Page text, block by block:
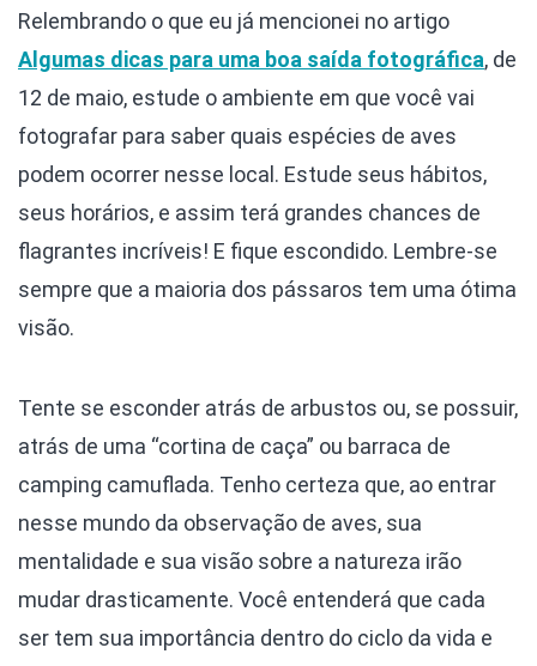
Relembrando o que eu já mencionei no artigo
Algumas dicas para uma boa saída fotográfica, de
12 de maio, estude o ambiente em que você vai
fotografar para saber quais espécies de aves
podem ocorrer nesse local. Estude seus hábitos,
seus horários, e assim terá grandes chances de
flagrantes incríveis! E fique escondido. Lembre-se
sempre que a maioria dos pássaros tem uma ótima
visão.
Tente se esconder atrás de arbustos ou, se possuir,
atrás de uma “cortina de caça” ou barraca de
camping camuflada. Tenho certeza que, ao entrar
nesse mundo da observação de aves, sua
mentalidade e sua visão sobre a natureza irão
mudar drasticamente. Você entenderá que cada
ser tem sua importância dentro do ciclo da vida e